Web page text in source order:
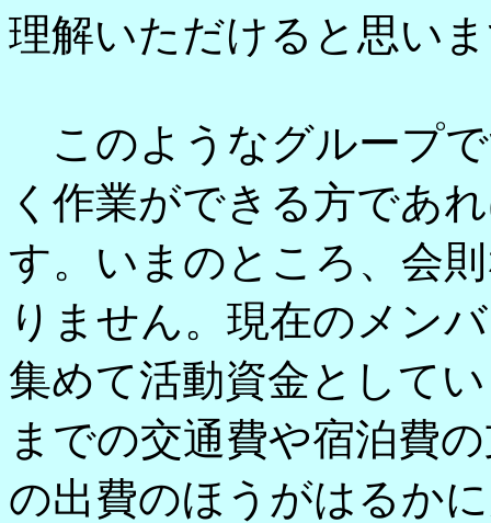
理解いただけると思い
このようなグループ
く作業ができる方であ
す。いまのところ、会
りません。現在のメン
集めて活動資金として
までの交通費や宿泊費
の出費のほうがはるか